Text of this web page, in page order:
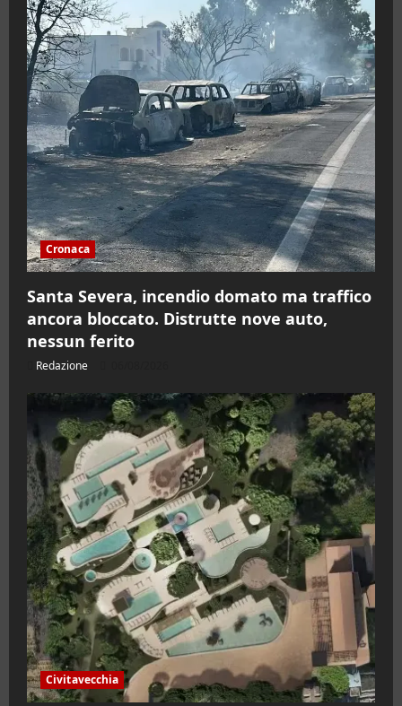
Cronaca
Santa Severa, incendio domato ma traffico
ancora bloccato. Distrutte nove auto,
nessun ferito
Redazione
Civitavecchia